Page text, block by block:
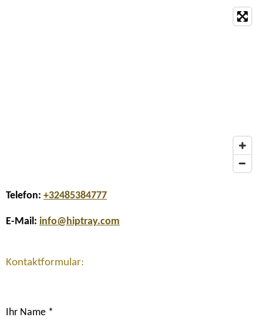
Telefon: +32485384777
E-Mail: info@hiptray.com
Kontaktformular:
Ihr Name *